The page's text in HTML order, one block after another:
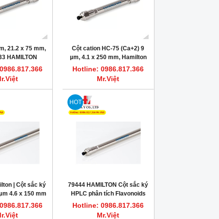
21.2 x 75 mm,
HAMILTON
Cột cation HC-75 (Ca+2) 9
µm, 4.1 x 250 mm, Hamilton
PN: 79431
Hotline: 0986.817.366
Mr.Việt
| Cột sắc ký
4.6 x 150 mm
HOT
79444 HAMILTON Cột sắc ký
HPLC phân tích Flavonoids
150 x 4.1 mm PRP-1, 5 µm
Hotline: 0986.817.366
Mr.Việt